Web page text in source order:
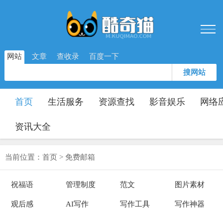
网站 文章 查收录 百度一下
搜网站
首页 生活服务 资源查找 影音娱乐 网络
资讯大全
当前位置： 首页 > 免费邮箱
祝福语 管理制度 范文 图片素材
观后感 AI写作 写作工具 写作神器